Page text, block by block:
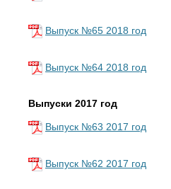
Выпуск №65 2018 год
Выпуск №64 2018 год
Выпуски 2017 год
Выпуск №63 2017 год
Выпуск №62 2017 год